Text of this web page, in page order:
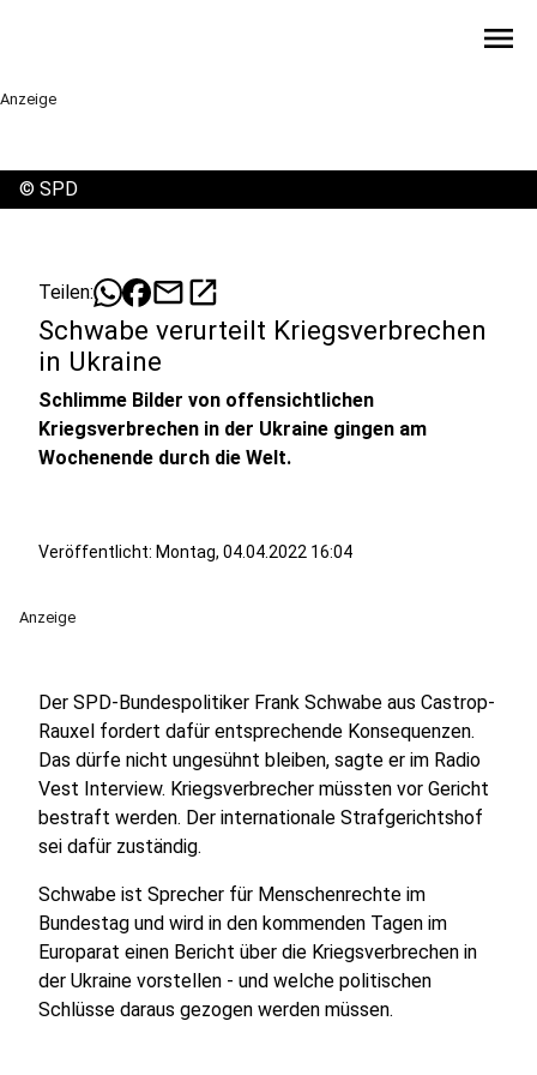
menu
Anzeige
© SPD
Teilen: mailopen_in_new
Schwabe verurteilt Kriegsverbrechen
in Ukraine
Schlimme Bilder von offensichtlichen
Kriegsverbrechen in der Ukraine gingen am
Wochenende durch die Welt.
Veröffentlicht: Montag, 04.04.2022 16:04
Anzeige
Der SPD-Bundespolitiker Frank Schwabe aus Castrop-
Rauxel fordert dafür entsprechende Konsequenzen.
Das dürfe nicht ungesühnt bleiben, sagte er im Radio
Vest Interview. Kriegsverbrecher müssten vor Gericht
bestraft werden. Der internationale Strafgerichtshof
sei dafür zuständig.
Schwabe ist Sprecher für Menschenrechte im
Bundestag und wird in den kommenden Tagen im
Europarat einen Bericht über die Kriegsverbrechen in
der Ukraine vorstellen - und welche politischen
Schlüsse daraus gezogen werden müssen.